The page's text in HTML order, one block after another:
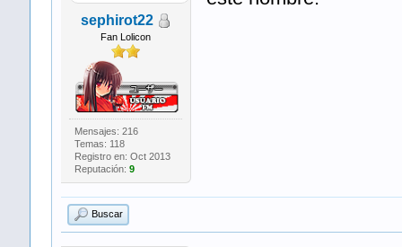
sephirot22
Fan Lolicon
Mensajes: 216
Temas: 118
Registro en: Oct 2013
Reputación: 9
Buscar